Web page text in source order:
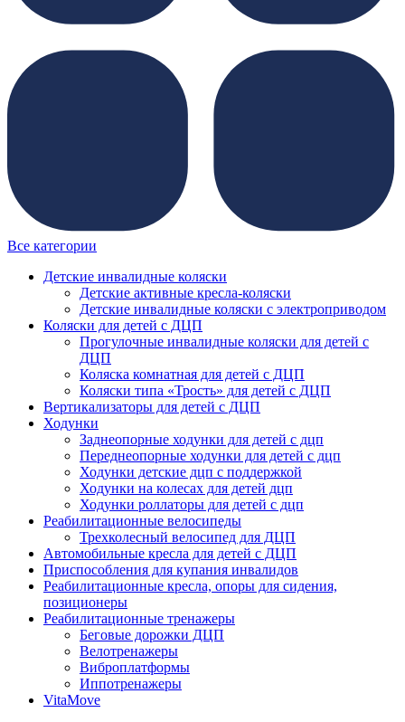
Все категории
Детские инвалидные коляски
Детские активные кресла-коляски
Детские инвалидные коляски с электроприводом
Коляски для детей с ДЦП
Прогулочные инвалидные коляски для детей с
ДЦП
Коляска комнатная для детей с ДЦП
Коляски типа «Трость» для детей с ДЦП
Вертикализаторы для детей с ДЦП
Ходунки
Заднеопорные ходунки для детей с дцп
Переднеопорные ходунки для детей с дцп
Ходунки детские дцп с поддержкой
Ходунки на колесах для детей дцп
Ходунки роллаторы для детей с дцп
Реабилитационные велосипеды
Трехколесный велосипед для ДЦП
Автомобильные кресла для детей с ДЦП
Приспособления для купания инвалидов
Реабилитационные кресла, опоры для сидения,
позиционеры
Реабилитационные тренажеры
Беговые дорожки ДЦП
Велотренажеры
Виброплатформы
Иппотренажеры
VitaMove